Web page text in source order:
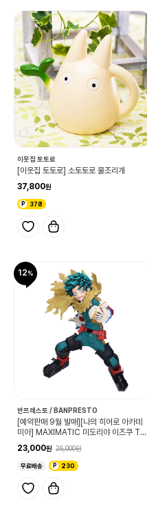
이웃집 토토로
[이웃집 토토로] 소토토로 물조리개
37,800
378
12
반프레스토 / BANPRESTO
[예약판매 9월 발매][나의 히어로 아카데
미아] MAXIMATIC 미도리야 이즈쿠 TH
23,000 26,000
무료배송 230